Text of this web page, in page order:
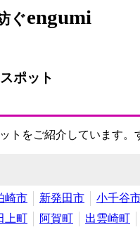
ぐengumi
ポット
トをご紹介しています
崎市 新発田市 小千谷
上町 阿賀町 出雲崎町